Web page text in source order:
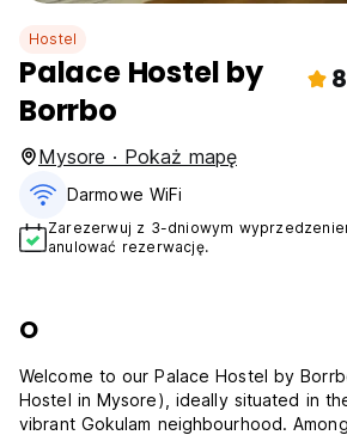
Hostel
Palace Hostel by
Borrbo
Mysore · Pokaż mapę
Darmowe WiFi
Zarezerwuj z 3-dniowym
anulować rezerwację.
O
Welcome to our Palace Hostel by
Hostel in Mysore), ideally situated in
vibrant Gokulam neighbourhood.